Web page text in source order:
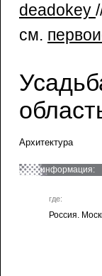
deadokey
см.
Архитектура
информация:
где:
Россия.